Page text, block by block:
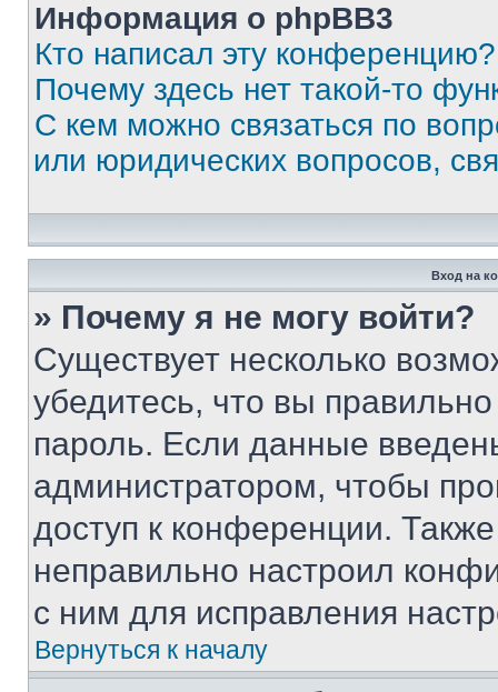
Информация о phpBB3
Кто написал эту конференцию?
Почему здесь нет такой-то
С кем можно связаться по
или юридических вопросов,
Вход на
» Почему я не могу войти?
Существует несколько
убедитесь, что вы
пароль. Если данные
администратором, чтобы
доступ к конференции.
неправильно настроил
с ним для исправления
Вернуться к началу